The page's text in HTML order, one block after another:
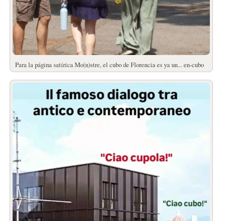
Para la página satírica Mo(n)stre, el cubo de Florencia es ya un... en-cubo